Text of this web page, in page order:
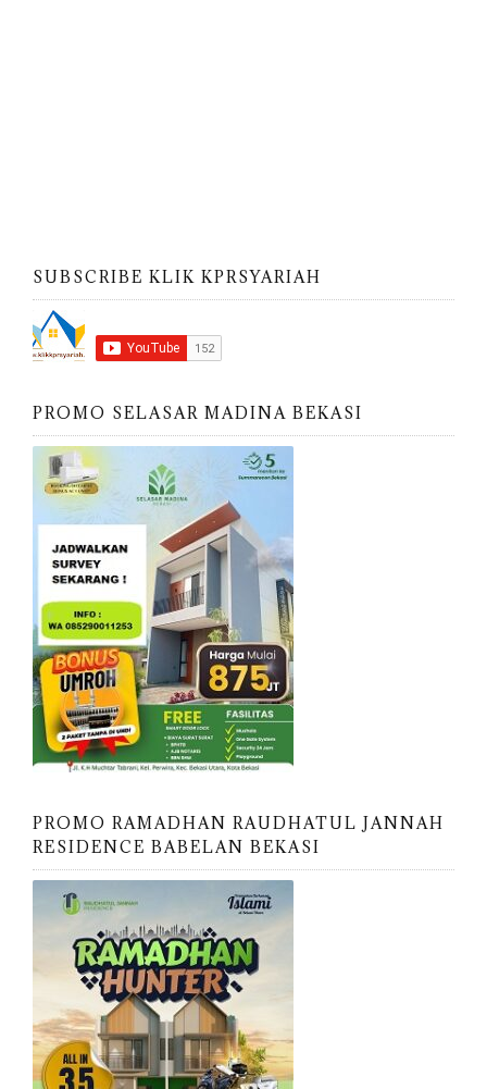
SUBSCRIBE KLIK KPRSYARIAH
PROMO SELASAR MADINA BEKASI
PROMO RAMADHAN RAUDHATUL JANNAH
RESIDENCE BABELAN BEKASI